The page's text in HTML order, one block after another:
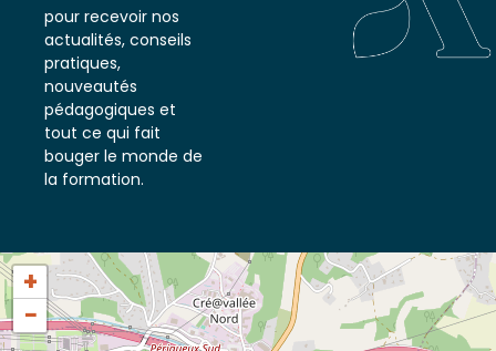
notre newsletter
pour recevoir nos
actualités, conseils
pratiques,
nouveautés
pédagogiques et
tout ce qui fait
bouger le monde de
+
−